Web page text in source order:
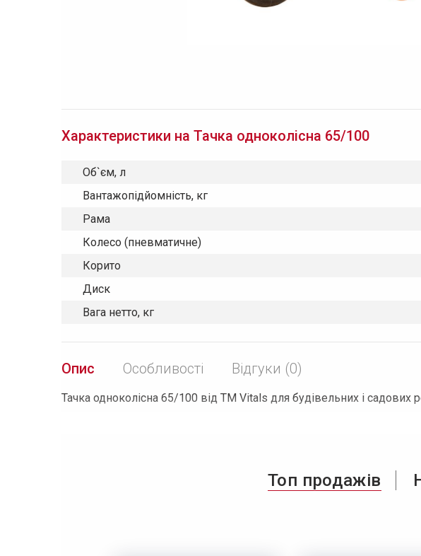
Характеристики на Тачка одноколісна 65/100
Об`єм, л
Вантажопідйомність, кг
Рама
Колесо (пневматичне)
Корито
Диск
Вага нетто, кг
Опис Особливості Відгуки (0)
Тачка одноколісна 65/100 від TM Vitals для будівельних і садових
Топ продажів